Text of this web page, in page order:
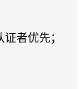
者优先；